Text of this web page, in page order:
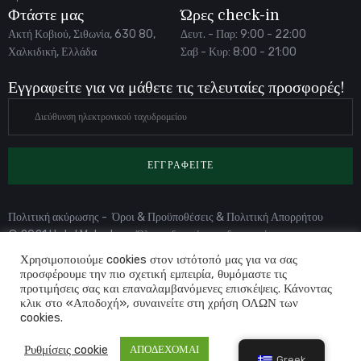
Φτάστε μας
Ακτή Κοβιού, Σιθωνία, 630 80,
Χαλκιδική, Ελλάδα
Ώρες check-in
Δευτ. - Παρ: 9:00 - 22:00
Σαβ - Κυρ: 8:00 - 21:00
Εγγραφείτε για να μάθετε τις τελευταίες προσφορές!
ΕΓΓΡΑΦΕΙΤΕ
Πολιτική ακύρωσης -Όροι & Προϋποθέσεις & Πολιτική Απορρήτου
© 2021 Hotel Makednos. Όλα τα δικαιώματα διατηρούνται.
Χρησιμοποιούμε cookies στον ιστότοπό μας για να σας
προσφέρουμε την πιο σχετική εμπειρία, θυμόμαστε τις
προτιμήσεις σας και επαναλαμβανόμενες επισκέψεις. Κάνοντας
κλικ στο «Αποδοχή», συναινείτε στη χρήση ΟΛΩΝ των
cookies.
Ρυθμίσεις cookie
ΑΠΟΔΕΧΟΜΑΙ